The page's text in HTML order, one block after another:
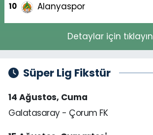
10 Alanyaspor
Detaylar için tıklayın
Süper Lig Fikstür
14 Ağustos, Cuma
Galatasaray - Çorum FK